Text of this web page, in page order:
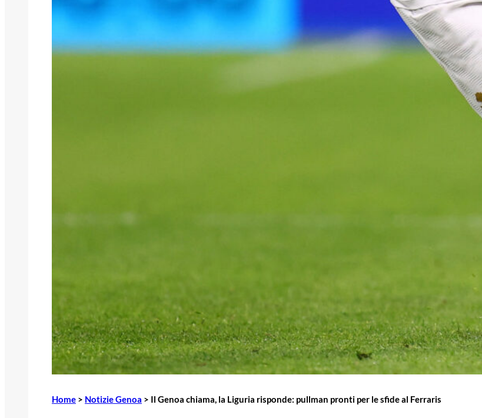
Home > Notizie Genoa > Il Genoa chiama, la Liguria risponde: pullman pronti per le sfide al Ferraris